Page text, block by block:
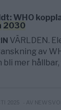
WHO
2030
VÄRLDEN.
av
bli mer
2025 - AV